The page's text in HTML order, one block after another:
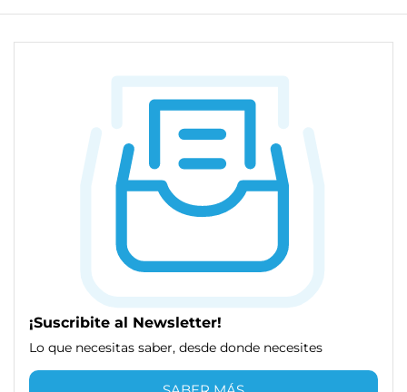
¡Suscribite al Newsletter!
Lo que necesitas saber, desde donde necesites